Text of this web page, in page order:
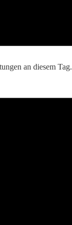
an diesem Tag.